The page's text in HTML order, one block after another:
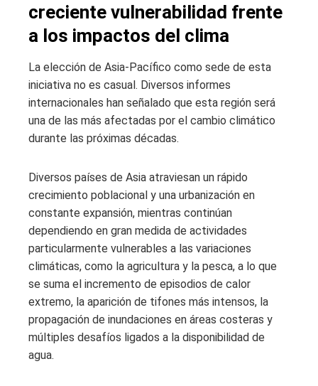
creciente vulnerabilidad frente
a los impactos del clima
La elección de Asia-Pacífico como sede de esta
iniciativa no es casual. Diversos informes
internacionales han señalado que esta región será
una de las más afectadas por el cambio climático
durante las próximas décadas.
Diversos países de Asia atraviesan un rápido
crecimiento poblacional y una urbanización en
constante expansión, mientras continúan
dependiendo en gran medida de actividades
particularmente vulnerables a las variaciones
climáticas, como la agricultura y la pesca, a lo que
se suma el incremento de episodios de calor
extremo, la aparición de tifones más intensos, la
propagación de inundaciones en áreas costeras y
múltiples desafíos ligados a la disponibilidad de
agua.